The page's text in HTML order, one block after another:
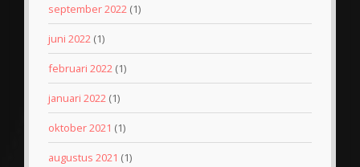
september 2022 (1)
juni 2022 (1)
februari 2022 (1)
januari 2022 (1)
oktober 2021 (1)
augustus 2021 (1)